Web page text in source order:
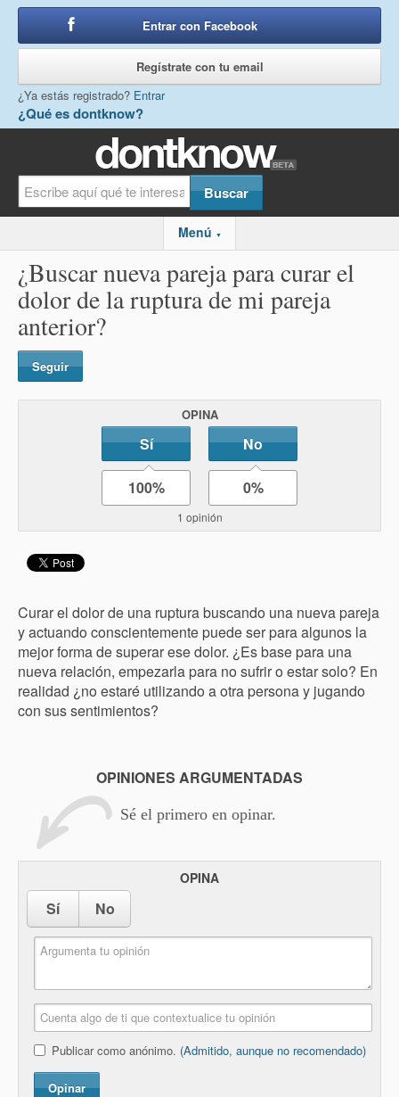
¿Qué es dontknow?
Entrar con Facebook
Regístrate con tu email
¿Ya estás registrado? Entrar
Menú ▼
¿Buscar nueva pareja para curar el
dolor de la ruptura de mi pareja
anterior?
Seguir
OPINA
Sí No
100% 0%
1 opinión
Curar el dolor de una ruptura buscando una nueva pareja
y actuando conscientemente puede ser para algunos la
mejor forma de superar ese dolor. ¿Es base para una
nueva relación, empezarla para no sufrir o estar solo? En
realidad ¿no estaré utilizando a otra persona y jugando
con sus sentimientos?
OPINIONES ARGUMENTADAS
Sé el primero en opinar.
OPINA
Sí No
Publicar como anónimo. (Admitido, aunque no recomendado)
Opinar